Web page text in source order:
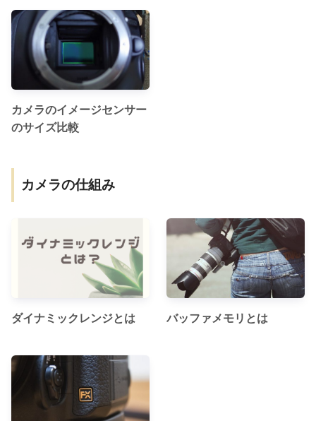
カメラのイメージセンサー
のサイズ比較
カメラの仕組み
ダイナミックレンジとは バッファメモリとは